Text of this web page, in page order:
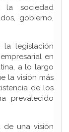
la sociedad
gobierno,
la legislación
en
a lo largo
la visión más
de los
prevalecido
de una visión